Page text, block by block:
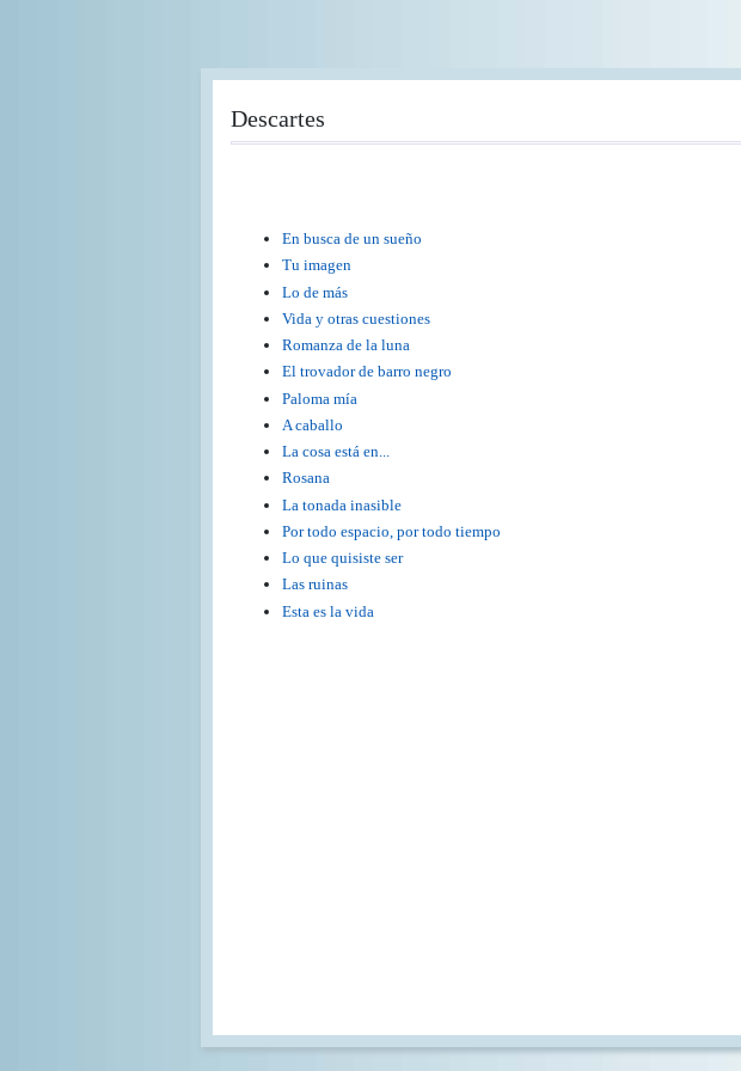
Descartes
En busca de un sueño
Tu imagen
Lo de más
Vida y otras cuestiones
Romanza de la luna
El trovador de barro negro
Paloma mía
A caballo
La cosa está en...
Rosana
La tonada inasible
Por todo espacio, por todo tiempo
Lo que quisiste ser
Las ruinas
Esta es la vida